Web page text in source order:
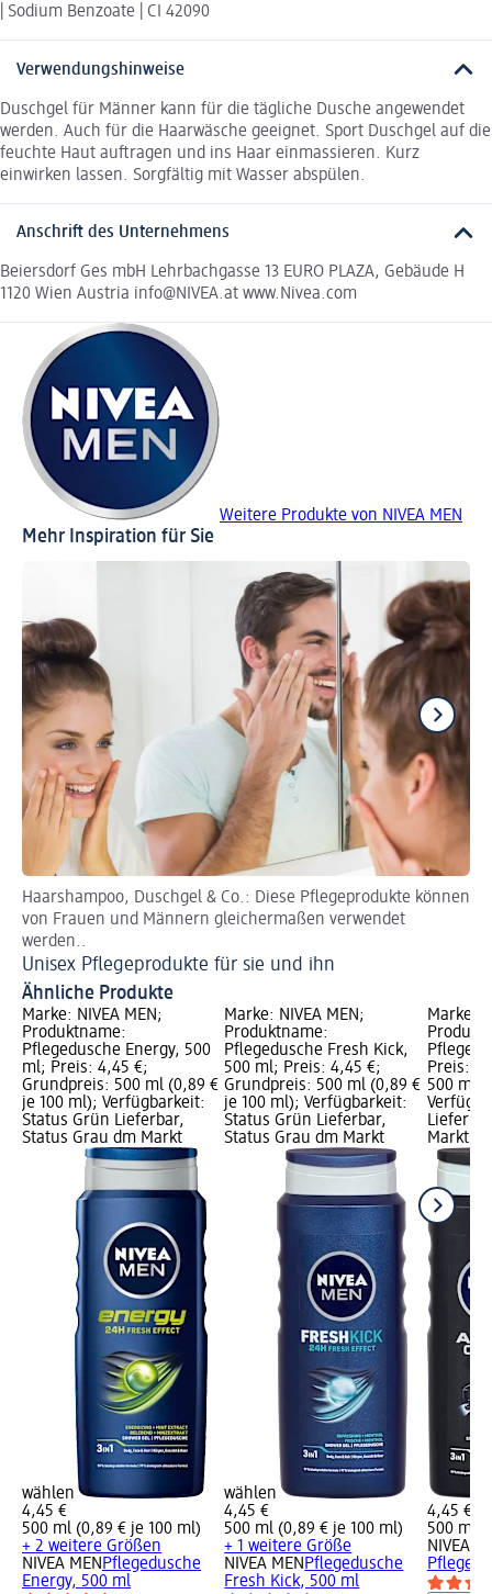
| Sodium Benzoate | CI 42090
Verwendungshinweise
Duschgel für Männer kann für die tägliche Dusche angewendet
werden. Auch für die Haarwäsche geeignet. Sport Duschgel auf die
feuchte Haut auftragen und ins Haar einmassieren. Kurz
einwirken lassen. Sorgfältig mit Wasser abspülen.
Anschrift des Unternehmens
Beiersdorf Ges mbH Lehrbachgasse 13 EURO PLAZA, Gebäude H
1120 Wien Austria info@NIVEA.at www.Nivea.com
Weitere Produkte von NIVEA MEN
Mehr Inspiration für Sie
Haarshampoo, Duschgel & Co.: Diese Pflegeprodukte können
von Frauen und Männern gleichermaßen verwendet
werden..
Unisex Pflegeprodukte für sie und ihn
Ähnliche Produkte
Marke: NIVEA MEN;
Produktname:
Pflegedusche Energy, 500
ml; Preis: 4,45 €;
Grundpreis: 500 ml (0,89 €
je 100 ml); Verfügbarkeit:
Status Grün Lieferbar,
Status Grau dm Markt
wählen
4,45 €
500 ml (0,89 € je 100 ml)
+ 2 weitere Größen
NIVEA MEN Pflegedusche
Energy, 500 ml
Marke: NIVEA MEN;
Produktname:
Pflegedusche Fresh Kick,
500 ml; Preis: 4,45 €;
Grundpreis: 500 ml (0,89 €
je 100 ml); Verfügbarkeit:
Status Grün Lieferbar,
Status Grau dm Markt
wählen
4,45 €
500 ml (0,89 € je 100 ml)
+ 1 weitere Größe
NIVEA MEN Pflegedusche
Fresh Kick, 500 ml
Marke:
Preis:
500 ml
Markt
4,45 €
500 ml
NIVEA